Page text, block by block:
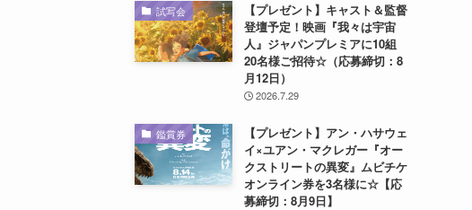
試写会
【プレゼント】キャスト＆監督
登壇予定！映画『我々は宇宙
人』ジャパンプレミアに10組
20名様ご招待☆（応募締切：8
月12日）
2026.7.29
鑑賞券
【プレゼント】アン・ハサウェ
イ×ユアン・マクレガー『オー
クストリートの異変』ムビチケ
オンライン券を3名様に☆【応
募締切：8月9日】